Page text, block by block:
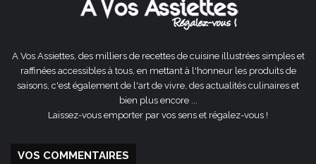
A Vos Assiettes, des milliers de recettes de cuisine illustrées simples et
raffinées accessibles à tous, en mettant à l'honneur les produits de
saisons, c'est également de l'art de vivre, des actualités culinaires et
bien plus encore ...
Laissez-vous emporter par vos sens et régalez-vous !
VOS COMMENTAIRES